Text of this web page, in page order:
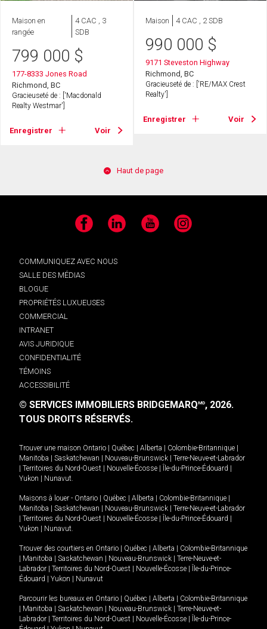
Maison en
rangée
4 CAC , 3
SDB
799 000 $
177-8333 Jones Road
Richmond, BC
Gracieuseté de : ['Macdonald
Realty Westmar']
Enregistrer Voir
Maison 4 CAC , 2 SDB
990 000 $
9171 Steveston Highway
Richmond, BC
Gracieuseté de : ['RE/MAX Crest
Realty']
Enregistrer Voir
Haut de page
Facebook LinkedIn YouTube Instagram
COMMUNIQUEZ AVEC NOUS
SALLE DES MÉDIAS
BLOGUE
PROPRIÉTÉS LUXUEUSES
COMMERCIAL
INTRANET
AVIS JURIDIQUE
CONFIDENTIALITÉ
TÉMOINS
ACCESSIBILITÉ
© SERVICES IMMOBILIERS BRIDGEMARQMD, 2026.
TOUS DROITS RÉSERVÉS.
Trouver une maison Ontario Québec Alberta Colombie-Britannique
Manitoba
Saskatchewan Nouveau-Brunswick
Terre-Neuve-et-Labrador
Territoires du Nord-Ouest Nouvelle-Écosse Île-du-Prince-Édouard
Yukon
Nunavut.
Maisons à louer - Ontario Québec Alberta Colombie-Britannique
Manitoba
Saskatchewan Nouveau-Brunswick
Terre-Neuve-et-Labrador
Territoires du Nord-Ouest Nouvelle-Écosse Île-du-Prince-Édouard
Yukon
Nunavut.
Trouver des courtiers en Ontario Québec Alberta
Colombie-Britannique
Manitoba Saskatchewan Nouveau-Brunswick
Terre-Neuve-et-
Labrador
Territoires du Nord-Ouest Nouvelle-Écosse
Île-du-Prince-
Édouard
Yukon Nunavut
Parcourir les bureaux en Ontario Québec Alberta
Colombie-Britannique
Manitoba Saskatchewan Nouveau-Brunswick
Terre-Neuve-et-
Labrador
Territoires du Nord-Ouest Nouvelle-Écosse
Île-du-Prince-